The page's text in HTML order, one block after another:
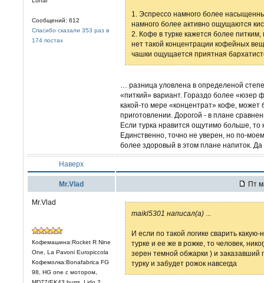
Сообщений: 612
Спасибо сказали 353 раз в
174 постах
1. Эспрессо намного более
намного более активно ощущаются
2. Кофе в турке кажется более
нет такой концентрации кофейных
чашки ощущается приятная
… разница уловлена в определеной
«питкий» вариант. Гораздо более «юзер
какой-то мере «концентрат» кофе,
приготовлении. Дорогой - в плане
Если турка нравится ощутимо больше,
Единственно, точно не уверен, но по-
более здоровый в этом плане напиток. Да
Наверх
Mr.Vlad Пт
Mr.Vlad
Кофемашина:Rocket R Nine
One, La Pavoni Europiccola
Кофемолка:Bonafabrica FG
98, HG one с мотором,
maikl5301 написал(а)
И если по такой логике сварить
турке и ее же в рожке, то человек,
зерен темной обжарки ) и заказавший
турку и забудет рожок навсегда